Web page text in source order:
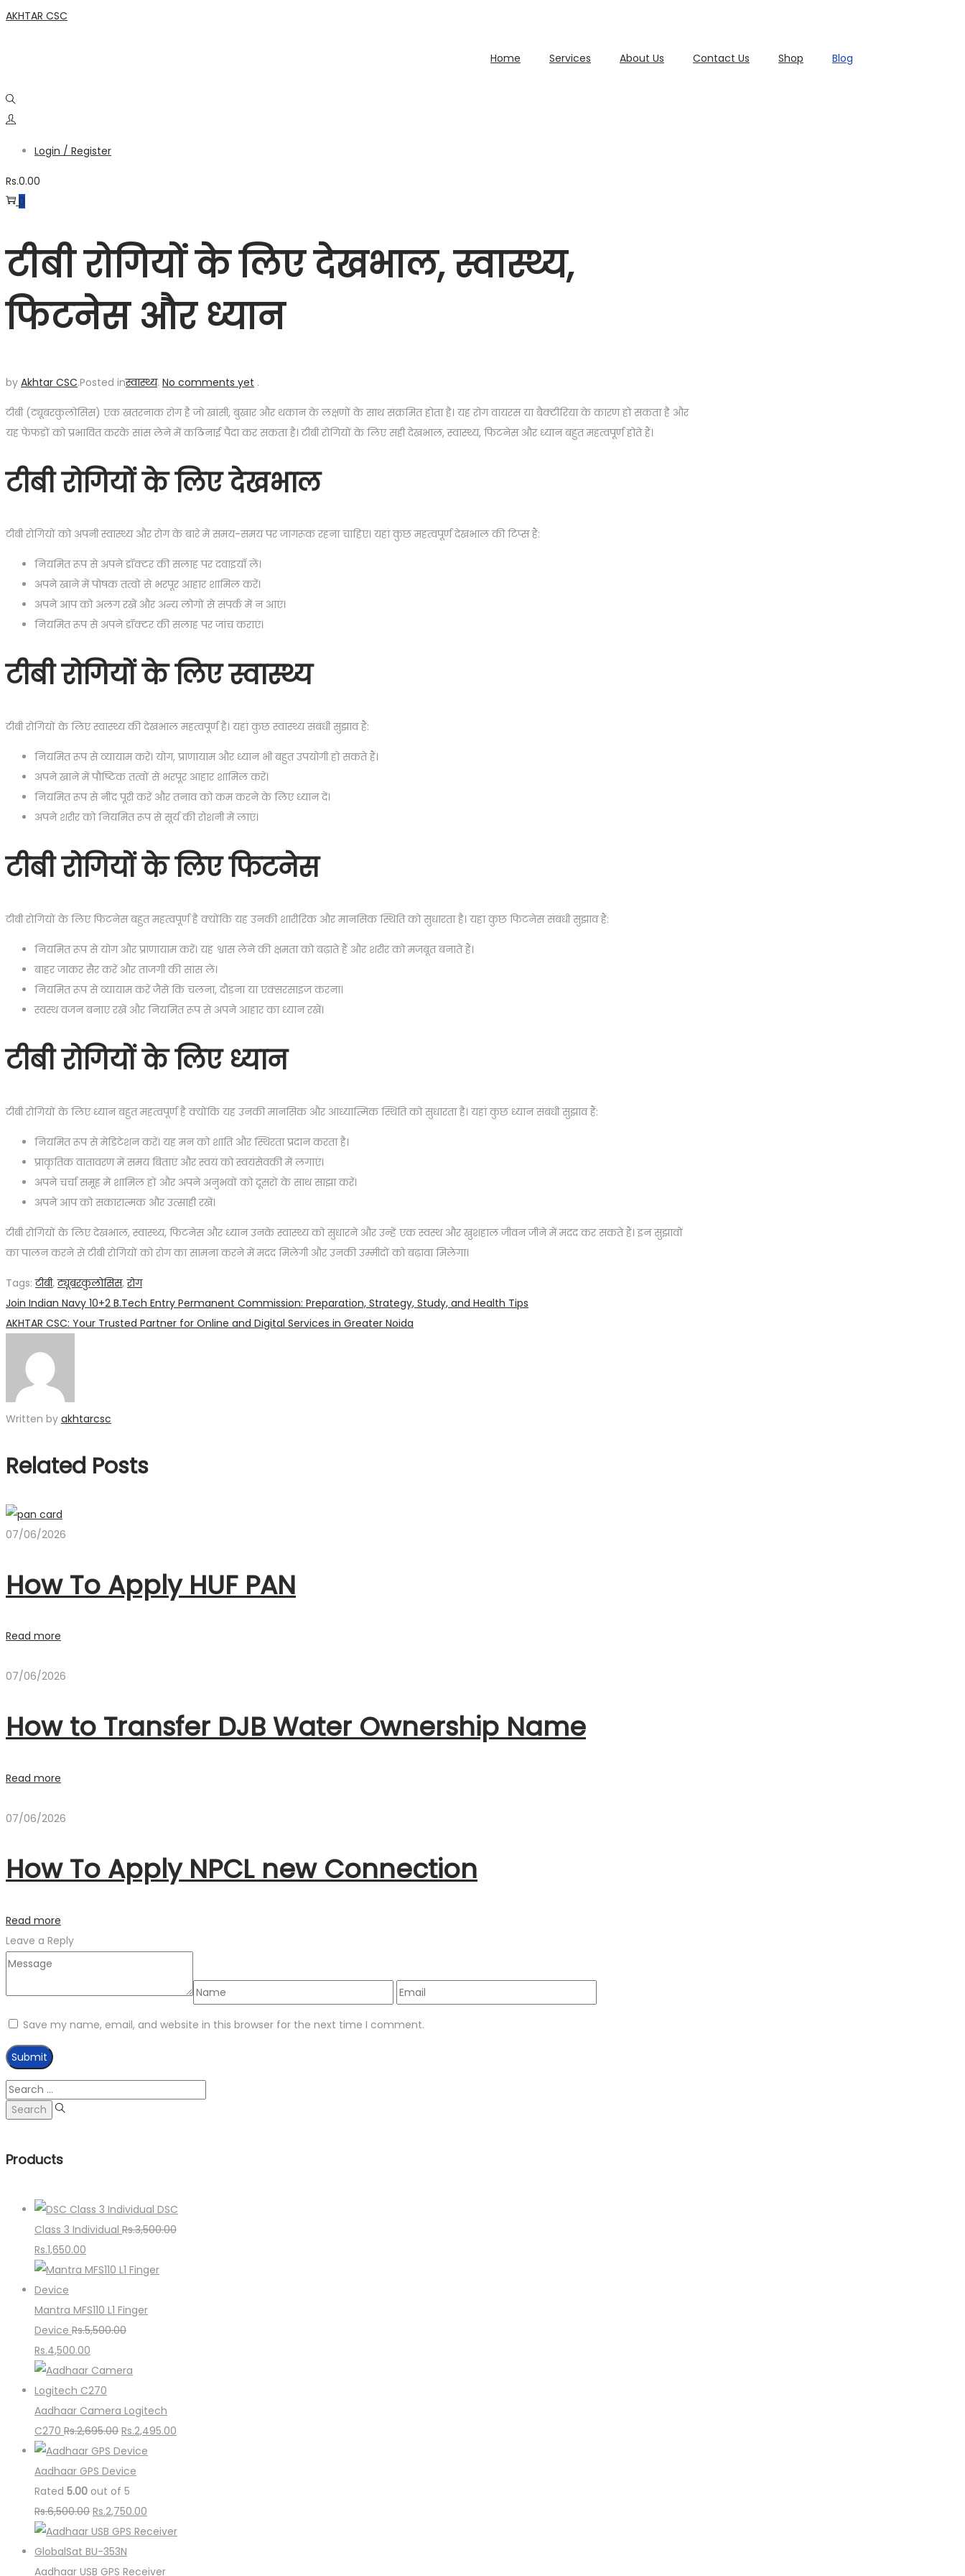
Skip
Skip
AKHTAR CSC
Home Services About Us Contact Us Shop Blog
Login / Register
Rs.0.00
0
टीबी रोगियों के लिए देखभाल, स्वास्थ्य,
फिटनेस और ध्यान
by Akhtar CSC.Posted inस्वास्थ्य. No comments yet .
टीबी (ट्यूबरकुलोसिस) एक खतरनाक रोग है जो खांसी, बुखार और थकान के लक्षणों के साथ संक्रमित होता है। यह रोग वायरस या बैक्टीरिया के कारण हो सकता है और
यह फेफड़ों को प्रभावित करके सांस लेने में कठिनाई पैदा कर सकता है। टीबी रोगियों के लिए सही देखभाल, स्वास्थ्य, फिटनेस और ध्यान बहुत महत्वपूर्ण होते हैं।
टीबी रोगियों के लिए देखभाल
टीबी रोगियों को अपनी स्वास्थ्य और रोग के बारे में समय-समय पर जागरूक रहना चाहिए। यहां कुछ महत्वपूर्ण देखभाल की टिप्स हैं:
नियमित रूप से अपने डॉक्टर की सलाह पर दवाइयाँ लें।
अपने खाने में पोषक तत्वों से भरपूर आहार शामिल करें।
अपने आप को अलग रखें और अन्य लोगों से संपर्क में न आएं।
नियमित रूप से अपने डॉक्टर की सलाह पर जांच कराएं।
टीबी रोगियों के लिए स्वास्थ्य
टीबी रोगियों के लिए स्वास्थ्य की देखभाल महत्वपूर्ण है। यहां कुछ स्वास्थ्य संबंधी सुझाव हैं:
नियमित रूप से व्यायाम करें। योग, प्राणायाम और ध्यान भी बहुत उपयोगी हो सकते हैं।
अपने खाने में पौष्टिक तत्वों से भरपूर आहार शामिल करें।
नियमित रूप से नींद पूरी करें और तनाव को कम करने के लिए ध्यान दें।
अपने शरीर को नियमित रूप से सूर्य की रोशनी में लाएं।
टीबी रोगियों के लिए फिटनेस
टीबी रोगियों के लिए फिटनेस बहुत महत्वपूर्ण है क्योंकि यह उनकी शारीरिक और मानसिक स्थिति को सुधारता है। यहां कुछ फिटनेस संबंधी सुझाव हैं:
नियमित रूप से योग और प्राणायाम करें। यह श्वास लेने की क्षमता को बढ़ाते हैं और शरीर को मजबूत बनाते हैं।
बाहर जाकर सैर करें और ताजगी की सांस लें।
नियमित रूप से व्यायाम करें जैसे कि चलना, दौड़ना या एक्सरसाइज करना।
स्वस्थ वजन बनाए रखें और नियमित रूप से अपने आहार का ध्यान रखें।
टीबी रोगियों के लिए ध्यान
टीबी रोगियों के लिए ध्यान बहुत महत्वपूर्ण है क्योंकि यह उनकी मानसिक और आध्यात्मिक स्थिति को सुधारता है। यहां कुछ ध्यान संबंधी सुझाव हैं:
नियमित रूप से मेडिटेशन करें। यह मन को शांति और स्थिरता प्रदान करता है।
प्राकृतिक वातावरण में समय बिताएं और स्वयं को स्वयंसेवकी में लगाएं।
अपने चर्चा समूह में शामिल हों और अपने अनुभवों को दूसरों के साथ साझा करें।
अपने आप को सकारात्मक और उत्साही रखें।
टीबी रोगियों के लिए देखभाल, स्वास्थ्य, फिटनेस और ध्यान उनके स्वास्थ्य को सुधारने और उन्हें एक स्वस्थ और खुशहाल जीवन जीने में मदद कर सकते हैं। इन सुझावों
का पालन करने से टीबी रोगियों को रोग का सामना करने में मदद मिलेगी और उनकी उम्मीदों को बढ़ावा मिलेगा।
Tags:टीबी,ट्यूबरकुलोसिस,रोग
Post
navigation
Previous
post:
Join Indian Navy 10+2 B.Tech Entry Permanent Commission: Preparation, Strategy, Study, and Health Tips
Next
AKHTAR CSC: Your Trusted Partner for Online and Digital Services in Greater Noida
Written by akhtarcsc
Related Posts
07/06/2026
How To Apply HUF PAN
Read more
07/06/2026
How to Transfer DJB Water Ownership Name
Read more
07/06/2026
How To Apply NPCL new Connection
Read more
Leave a Reply
Save my name, email, and website in this browser for the next time I comment.
Search
for:
Products
DSC
Class 3 Individual Rs.3,500.00
Original
price
was:
Rs.3,500.00.
Rs.1,650.00
price
Rs.1,650.00.
Mantra MFS110 L1 Finger
Device Rs.5,500.00
Original
price
was:
Rs.5,500.00.
Rs.4,500.00
price
is:
Rs.4,500.00.
Aadhaar Camera Logitech
C270 Rs.2,695.00 Original
price
was:
Rs.2,695.00.
Rs.2,495.00
Aadhaar GPS Device
Rated 5.00 out of 5
Rs.6,500.00 Original
price
was:
Rs.6,500.00.
Rs.2,750.00
price
Rs.2,750.00.
Aadhaar USB GPS Receiver